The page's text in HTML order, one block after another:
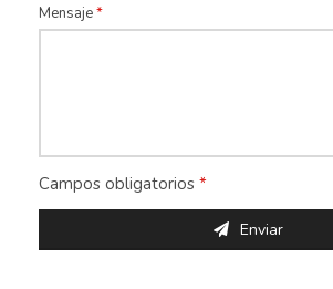
Mensaje*
Campos obligatorios *
Enviar